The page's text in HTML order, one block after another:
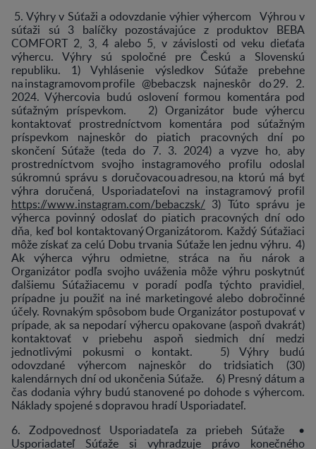
5. Výhry v Súťaži a odovzdanie výhier výhercom Výhrou v
súťaži sú 3 balíčky pozostávajúce z produktov BEBA
COMFORT 2, 3, 4 alebo 5, v závislosti od veku dieťaťa
výhercu. Výhry sú spoločné pre Českú a Slovenskú
republiku. 1) Vyhlásenie výsledkov Súťaže prebehne
na instagramovom profile @bebaczsk najneskôr do 29. 2.
2024. Výhercovia budú oslovení formou komentára pod
súťažným príspevkom. 2) Organizátor bude výhercu
kontaktovať prostredníctvom komentára pod súťažným
príspevkom najneskôr do piatich pracovných dní po
skončení Súťaže (teda do 7. 3. 2024) a vyzve ho, aby
prostredníctvom svojho instagramového profilu odoslal
súkromnú správu s doručovacou adresou, na ktorú má byť
výhra doručená, Usporiadateľovi na instagramový profil
https://www.instagram.com/bebaczsk/ 3) Túto správu je
výherca povinný odoslať do piatich pracovných dní odo
dňa, keď bol kontaktovaný Organizátorom. Každý Súťažiaci
môže získať za celú Dobu trvania Súťaže len jednu výhru. 4)
Ak výherca výhru odmietne, stráca na ňu nárok a
Organizátor podľa svojho uváženia môže výhru poskytnúť
ďalšiemu Súťažiacemu v poradí podľa týchto pravidiel,
prípadne ju použiť na iné marketingové alebo dobročinné
účely. Rovnakým spôsobom bude Organizátor postupovať v
prípade, ak sa nepodarí výhercu opakovane (aspoň dvakrát)
kontaktovať v priebehu aspoň siedmich dní medzi
jednotlivými pokusmi o kontakt. 5) Výhry budú
odovzdané výhercom najneskôr do tridsiatich (30)
kalendárnych dní od ukončenia Súťaže. 6) Presný dátum a
čas dodania výhry budú stanovené po dohode s výhercom.
Náklady spojené s dopravou hradí Usporiadateľ.
6. Zodpovednosť Usporiadateľa za priebeh Súťaže •
Usporiadateľ Súťaže si vyhradzuje právo konečného